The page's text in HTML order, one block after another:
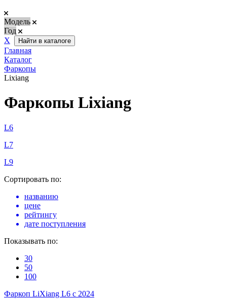
Модель
Год
Х
Найти в каталоге
Главная
Каталог
Фаркопы
Lixiang
Фаркопы Lixiang
L6
L7
L9
Сортировать по:
названию
цене
рейтингу
дате поступления
Показывать по:
30
50
100
Фаркоп LiXiang L6 с 2024